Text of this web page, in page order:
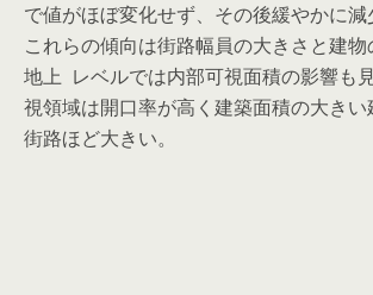
で値がほぼ変化せず、その後緩やかに減
これらの傾向は街路幅員の大きさと建
地上 レベルでは内部可視面積の影響も
視領域は開口率が高く建築面積の大き
街路ほど大きい。